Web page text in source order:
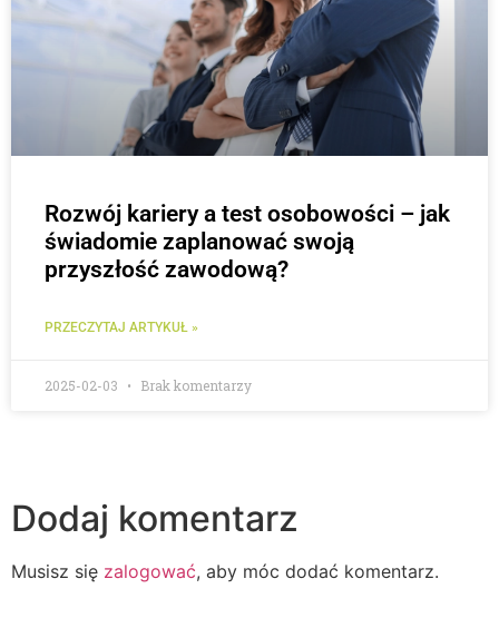
Rozwój kariery a test osobowości – jak
świadomie zaplanować swoją
przyszłość zawodową?
PRZECZYTAJ ARTYKUŁ »
2025-02-03 Brak komentarzy
Dodaj komentarz
Musisz się zalogować, aby móc dodać komentarz.